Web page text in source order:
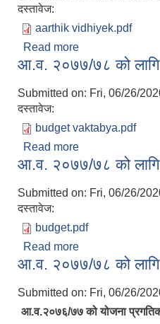
दस्तावेज:
aarthik vidhiyek.pdf
Read more
आ.व. २०७७/७८ को लागि
Submitted on: Fri, 06/26/
दस्तावेज:
budget vaktabya.pdf
Read more
आ.व. २०७७/७८ को लागि
Submitted on: Fri, 06/26/
दस्तावेज:
budget.pdf
Read more
आ.व. २०७७/७८ को लागि
Submitted on: Fri, 06/26/
आ.व.२०७६/७७ को योजना